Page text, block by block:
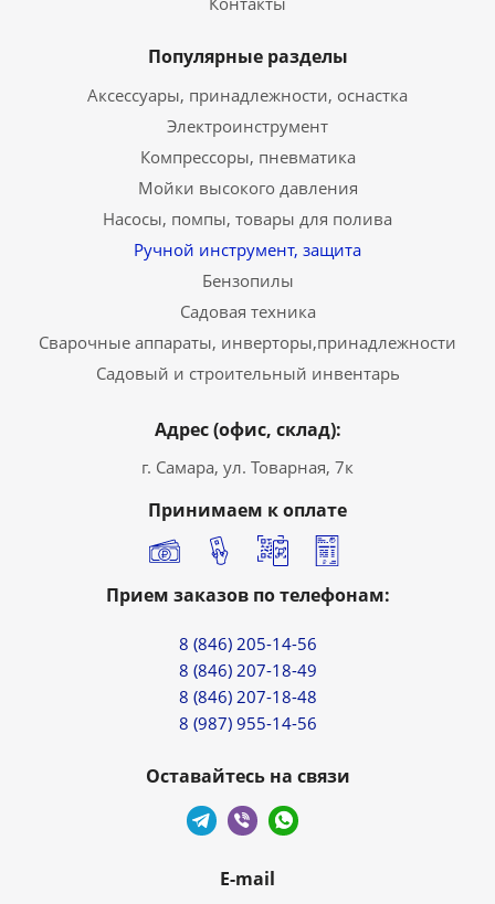
Популярные разделы
Аксессуары, принадлежности, оснастка
Электроинструмент
Компрессоры, пневматика
Мойки высокого давления
Насосы, помпы, товары для полива
Ручной инструмент, защита
Бензопилы
Садовая техника
Сварочные аппараты, инверторы,принадлежности
Садовый и строительный инвентарь
Адрес (офис, склад):
г. Самара, ул. Товарная, 7к
Принимаем к оплате
Прием заказов по телефонам:
8 (846) 205-14-56
8 (846) 207-18-49
8 (846) 207-18-48
8 (987) 955-14-56
Оставайтесь на связи
E-mail